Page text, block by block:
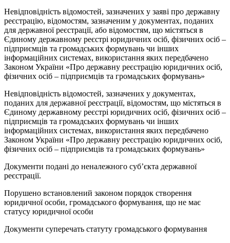
Невідповідність відомостей, зазначених у заяві про державну
реєстрацію, відомостям, зазначеним у документах, поданих
для державної реєстрації, або відомостям, що містяться в
Єдиному державному реєстрі юридичних осіб, фізичних осіб –
підприємців та громадських формувань чи інших
інформаційних системах, використання яких передбачено
Законом України «Про державну реєстрацію юридичних осіб,
фізичних осіб – підприємців та громадських формувань»
Невідповідність відомостей, зазначених у документах,
поданих для державної реєстрації, відомостям, що містяться в
Єдиному державному реєстрі юридичних осіб, фізичних осіб –
підприємців та громадських формувань чи інших
інформаційних системах, використання яких передбачено
Законом України «Про державну реєстрацію юридичних осіб,
фізичних осіб – підприємців та громадських формувань»
Документи подані до неналежного суб’єкта державної
реєстрації.
Порушено встановлений законом порядок створення
юридичної особи, громадського формування, що не має
статусу юридичної особи
Документи суперечать статуту громадського формування